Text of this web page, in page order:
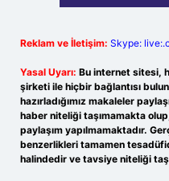
Reklam ve İletişim: Skype:
Yasal Uyarı: Bu internet sitesi,
şirketi ile hiçbir bağlantısı
hazırladığımız makaleler
haber niteliği taşımamakta
paylaşım yapılmamaktadır.
benzerlikleri tamamen
halindedir ve tavsiye niteliği